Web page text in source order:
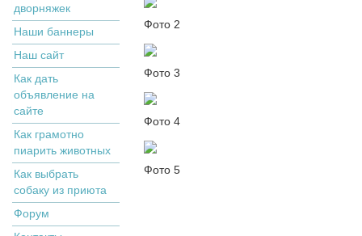
дворняжек
Наши баннеры
Наш сайт
Как дать
объявление на
сайте
Как грамотно
пиарить животных
Как выбрать
собаку из приюта
Форум
Фото 2
Фото 3
Фото 4
Фото 5